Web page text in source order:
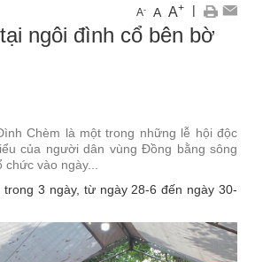
A- A A+ |
ngôi đình cổ bên bờ
Chèm là một trong những lễ hội độc
của người dân vùng Đồng bằng sông
chức vào ngày...
3 ngày, từ ngày 28-6 đến ngày 30-